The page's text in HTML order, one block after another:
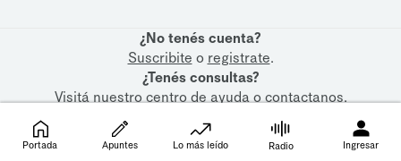
¿No tenés cuenta?
Suscribite o registrate.
¿Tenés consultas?
Visitá nuestrocentro de ayudaocontactanos.
Portada Apuntes Lo más leído Radio Ingresar